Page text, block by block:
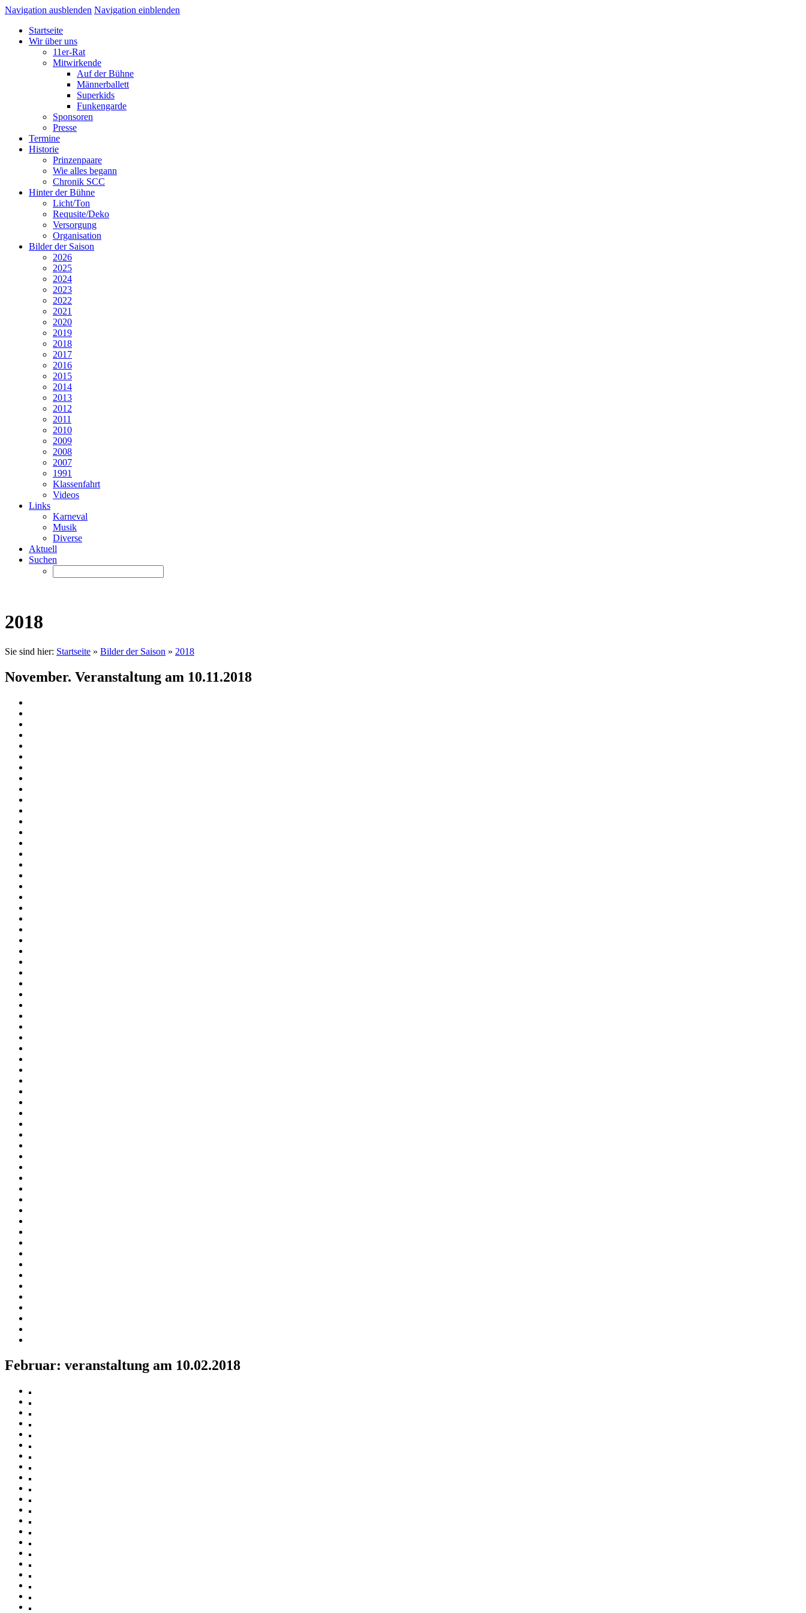
Navigation ausblenden Navigation einblenden
Startseite
Wir über uns
11er-Rat
Mitwirkende
Auf der Bühne
Männerballett
Superkids
Funkengarde
Sponsoren
Presse
Termine
Historie
Prinzenpaare
Wie alles begann
Chronik SCC
Hinter der Bühne
Licht/Ton
Requsite/Deko
Versorgung
Organisation
Bilder der Saison
2026
2025
2024
2023
2022
2021
2020
2019
2018
2017
2016
2015
2014
2013
2012
2011
2010
2009
2008
2007
1991
Klassenfahrt
Videos
Links
Karneval
Musik
Diverse
Aktuell
Suchen
2018
Sie sind hier: Startseite » Bilder der Saison » 2018
November. Veranstaltung am 10.11.2018
Februar: veranstaltung am 10.02.2018